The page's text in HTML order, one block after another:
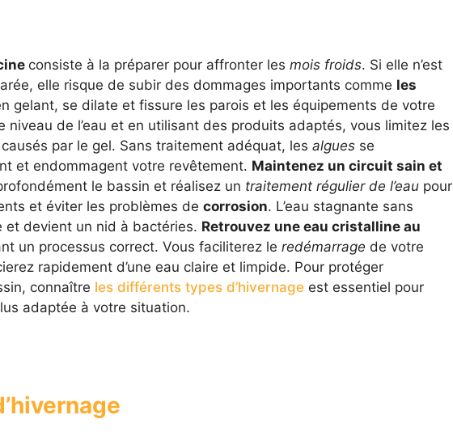
consiste à la préparer pour affronter les mois froids. Si elle n’est
elle risque de subir des dommages importants comme les
gelant, se dilate et fissure les parois et les équipements de votre
niveau de l’eau et en utilisant des produits adaptés, vous limitez les
par le gel. Sans traitement adéquat, les alguesse
et endommagent votre revêtement. Maintenez un circuit sain et
le bassin et réalisez un traitement régulier de l’eaupour
et éviter les problèmes de corrosion. L’eau stagnante sans
devient un nid à bactéries. Retrouvez une eau cristalline au
un processus correct. Vous faciliterez le redémarrage de votre
rapidement d’une eau claire et limpide. Pour protéger
connaître les différents types d’hivernageest essentiel pour
adaptée à votre situation.